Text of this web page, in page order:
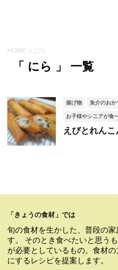
HOME > にら
「 にら 」 一覧
揚げ物 魚介のおか
お子様やシニアが食
えびとれんこ
「きょうの食材」では
旬の食材を生かした、普段の
す。 そのとき食べたいと思う
が必要としているもの。食材
にするレシピを提案します。